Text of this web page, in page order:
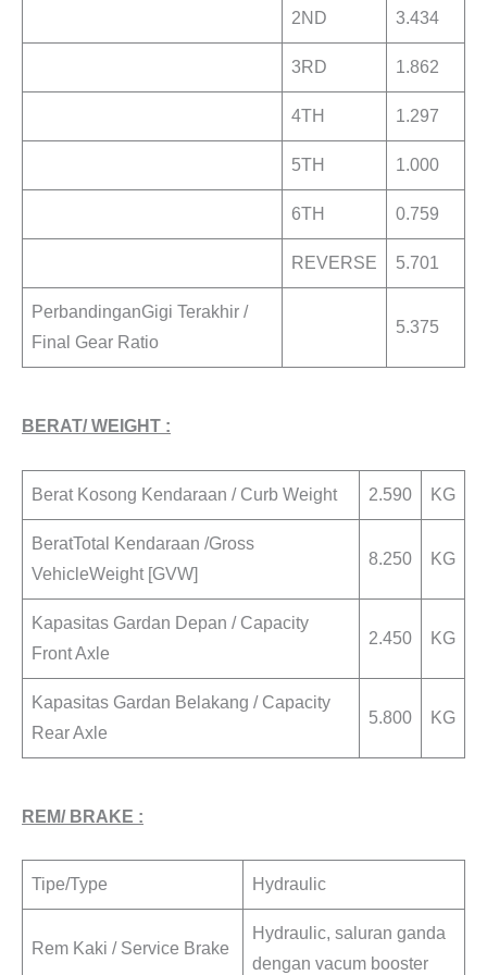
2ND 3.434
3RD 1.862
4TH 1.297
5TH 1.000
6TH 0.759
REVERSE 5.701
PerbandinganGigi Terakhir /
Final Gear Ratio
5.375
BERAT/ WEIGHT :
Berat Kosong Kendaraan / Curb Weight 2.590 KG
BeratTotal Kendaraan /Gross
VehicleWeight [GVW]
8.250 KG
Kapasitas Gardan Depan / Capacity
Front Axle
2.450 KG
Kapasitas Gardan Belakang / Capacity
Rear Axle
5.800 KG
REM/ BRAKE :
Tipe/Type Hydraulic
Rem Kaki / Service Brake
Hydraulic, saluran ganda
dengan vacum booster